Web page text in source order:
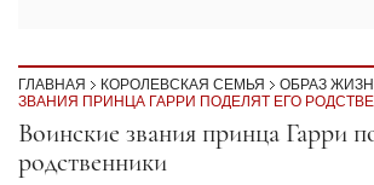
ГЛАВНАЯ КОРОЛЕВСКАЯ СЕМЬЯ ОБРАЗ
ЗВАНИЯ ПРИНЦА ГАРРИ ПОДЕЛЯТ ЕГО
Секция статей
Воинские звания принца Гарри
родственники